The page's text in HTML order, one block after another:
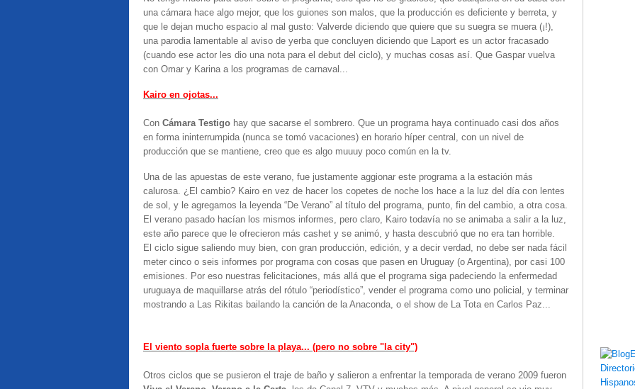
una cámara hace algo mejor, que los guiones son malos, que la producción es deficiente y berreta, y
que le dejan mucho espacio al mal gusto: Valverde diciendo que quiere que su suegra se muera (¡!),
una parodia lamentable al aviso de yerba que concluyen diciendo que Laport es un actor fracasado
(cuando ese actor les dio una nota para el debut del ciclo), y muchas cosas así. Que Gaspar vuelva
con Omar y Karina a los programas de carnaval...
Kairo en ojotas...
Con Cámara Testigo hay que sacarse el sombrero. Que un programa haya continuado casi dos años
en forma ininterrumpida (nunca se tomó vacaciones) en horario híper central, con un nivel de
producción que se mantiene, creo que es algo muuuy poco común en la tv.
Una de las apuestas de este verano, fue justamente aggionar este programa a la estación más
calurosa. ¿El cambio? Kairo en vez de hacer los copetes de noche los hace a la luz del día con lentes
de sol, y le agregamos la leyenda “De Verano” al título del programa, punto, fin del cambio, a otra cosa.
El verano pasado hacían los mismos informes, pero claro, Kairo todavía no se animaba a salir a la luz,
este año parece que le ofrecieron más cashet y se animó, y hasta descubrió que no era tan horrible.
El ciclo sigue saliendo muy bien, con gran producción, edición, y a decir verdad, no debe ser nada fácil
meter cinco o seis informes por programa con cosas que pasen en Uruguay (o Argentina), por casi 100
emisiones. Por eso nuestras felicitaciones, más allá que el programa siga padeciendo la enfermedad
uruguaya de maquillarse atrás del rótulo “periodístico”, vender el programa como uno policial, y terminar
mostrando a Las Rikitas bailando la canción de la Anaconda, o el show de La Tota en Carlos Paz...
El viento sopla fuerte sobre la playa... (pero no sobre "la city")
Otros ciclos que se pusieron el traje de baño y salieron a enfrentar la temporada de verano 2009 fueron